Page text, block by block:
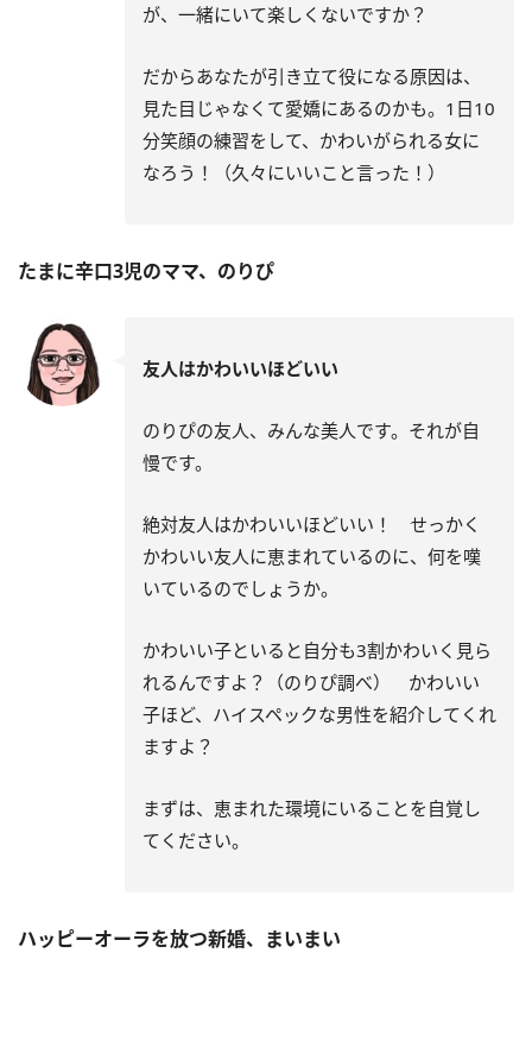
が、一緒にいて楽しくないですか？
だからあなたが引き立て役になる原因は、
見た目じゃなくて愛嬌にあるのかも。1日10
分笑顔の練習をして、かわいがられる女に
なろう！（久々にいいこと言った！）
たまに辛口3児のママ、のりぴ
友人はかわいいほどいい
のりぴの友人、みんな美人です。それが自
慢です。
絶対友人はかわいいほどいい！ せっかく
かわいい友人に恵まれているのに、何を嘆
いているのでしょうか。
かわいい子といると自分も3割かわいく見ら
れるんですよ？（のりぴ調べ） かわいい
子ほど、ハイスペックな男性を紹介してくれ
ますよ？
まずは、恵まれた環境にいることを自覚し
てください。
ハッピーオーラを放つ新婚、まいまい